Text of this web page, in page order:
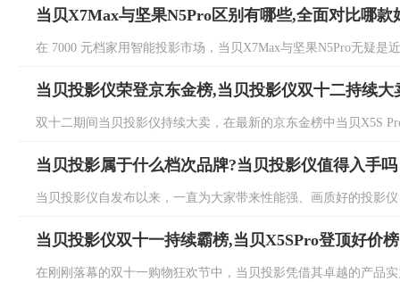
当贝X7Max与坚果N5Pro区别有哪些,全面对比哪款
在 7000 元档家用智能投影市场，当贝X7Max与坚果N5Pro无疑是
当贝投影仪荣登京东金榜,当贝投影仪双十二持续大
双十二期间当贝投影仪持续大卖，在最新的京东金榜中当贝X5S
当贝投影属于什么档次品牌?当贝投影仪值得入手吗
当贝投影仪自发布以来，一直为大家带来性能强、画质好的投影
当贝投影仪双十一持续霸榜,当贝X5SPro登顶好价榜
在刚刚落幕的双十一购物狂欢节中，当贝投影凭借其卓越的产品